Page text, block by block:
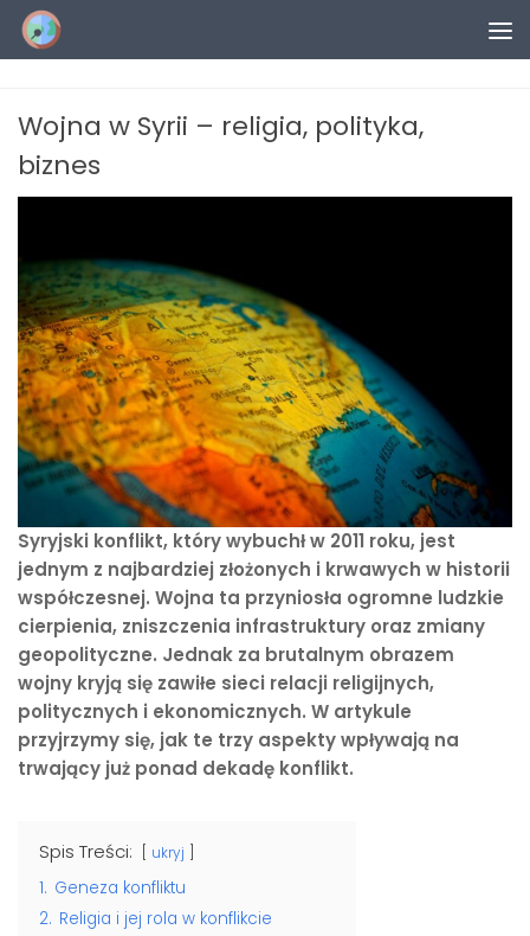
Przejdź do treści
Wojna w Syrii – religia, polityka,
biznes
Syryjski konflikt, który wybuchł w 2011 roku, jest
jednym z najbardziej złożonych i krwawych w historii
współczesnej. Wojna ta przyniosła ogromne ludzkie
cierpienia, zniszczenia infrastruktury oraz zmiany
geopolityczne. Jednak za brutalnym obrazem
wojny kryją się zawiłe sieci relacji religijnych,
politycznych i ekonomicznych. W artykule
przyjrzymy się, jak te trzy aspekty wpływają na
trwający już ponad dekadę konflikt.
Spis Treści: ukryj
1. Geneza konfliktu
2. Religia i jej rola w konflikcie